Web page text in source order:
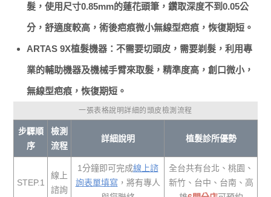
髮，使用尺寸0.85mm的蓮花頭筆，鑽取深度不到0.05公
分，舒適度較高，術後疤痕微小無線型疤痕，恢復期短。
ARTAS 9X植髮機器：不需要切頭皮，需要剃髮，利用專
業的輔助機器及機械手臂來取髮，精準度高，創口微小，
無線型疤痕，恢復期短。
一張表格說明詳細的頭皮檢測流程
步驟順
序
檢測
流程
詳細說明 植髮診所優勢
STEP.1
線上
諮詢
1分鐘即可完成線上諮
詢表單填寫 ，將有專人
全台共有台北、桃園、
新竹、台中、台南、高